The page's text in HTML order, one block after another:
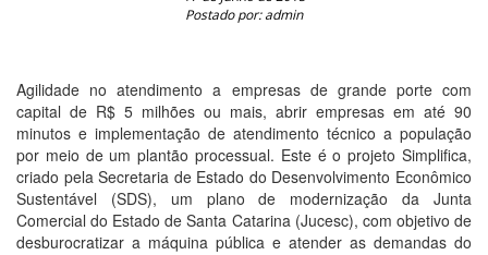
Postado por: admin
Agilidade no atendimento a empresas de grande porte com
capital de R$ 5 milhões ou mais, abrir empresas em até 90
minutos e implementação de atendimento técnico a população
por meio de um plantão processual. Este é o projeto Simplifica,
criado pela Secretaria de Estado do Desenvolvimento Econômico
Sustentável (SDS), um plano de modernização da Junta
Comercial do Estado de Santa Catarina (Jucesc), com objetivo de
desburocratizar a máquina pública e atender as demandas do